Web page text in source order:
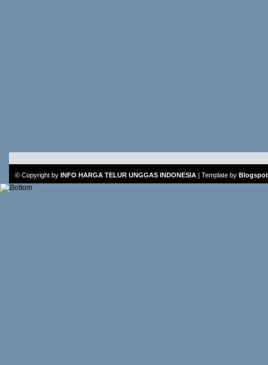
© Copyright by INFO HARGA TELUR UNGGAS INDONESIA Template by